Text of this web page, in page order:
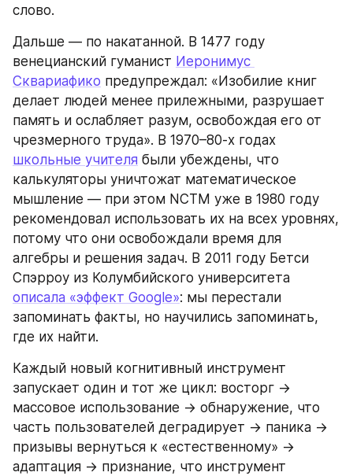
слово.
Дальше — по накатанной. В 1477 году
венецианский гуманист Иеронимус
Сквариафико предупреждал: «Изобилие книг
делает людей менее прилежными, разрушает
память и ослабляет разум, освобождая его от
школьные учителя были убеждены, что
калькуляторы уничтожат математическое
мышление — при этом NCTM уже в 1980 году
рекомендовал использовать их на всех уровнях,
потому что они освобождали время для
алгебры и решения задач. В 2011 году Бетси
описала «эффект Google»: мы перестали
запоминать факты, но научились запоминать,
где их найти.
Каждый новый когнитивный инструмент
запускает один и тот же цикл: восторг →
массовое использование → обнаружение, что
часть пользователей деградирует → паника →
призывы вернуться к «естественному» →
адаптация → признание, что инструмент